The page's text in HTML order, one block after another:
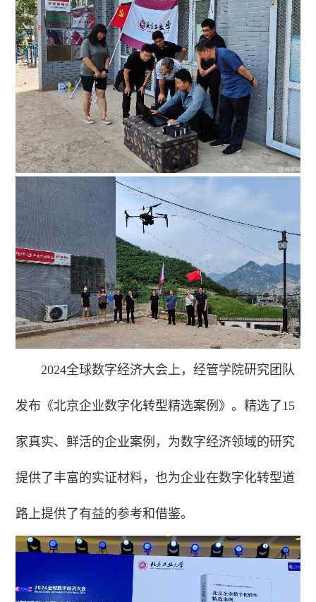
2024全球数字经济大会上，经管学院研究团队
发布《北京企业数字化转型精选案例》。精选了15
家真实、鲜活的企业案例，为数字经济领域的研究
提供了丰富的实证材料，也为企业在数字化转型道
路上提供了有益的参考和借鉴。